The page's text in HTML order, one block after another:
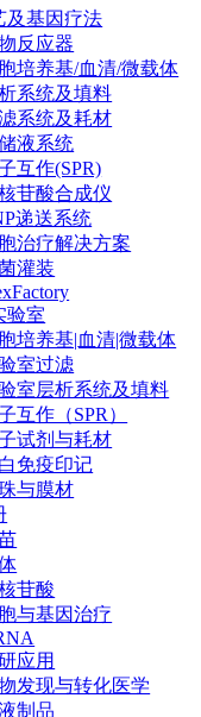
及基因疗法
反应器
培养基/血清/微载体
系统及填料
系统及耗材
液系统
互作(SPR)
苷酸合成仪
递送系统
治疗解决方案
灌装
验室
培养基|血清|微载体
室过滤
室层析系统及填料
互作（SPR）
试剂与耗材
免疫印记
与膜材
苷酸
与基因治疗
应用
发现与转化医学
制品